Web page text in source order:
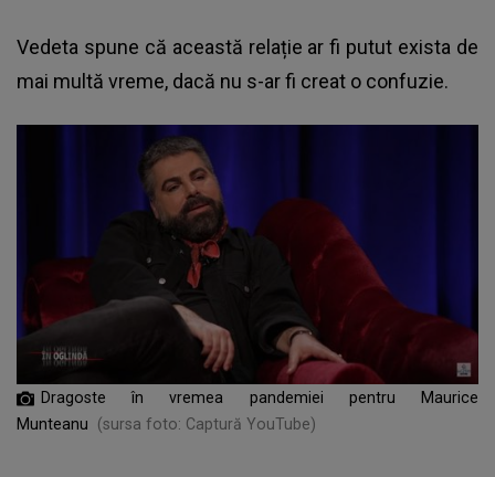
Vedeta spune că această relație ar fi putut exista de
mai multă vreme, dacă nu s-ar fi creat o confuzie.
Dragoste în vremea pandemiei pentru Maurice
Munteanu
(sursa foto: Captură YouTube)